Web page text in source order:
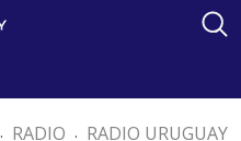
. RADIO . RADIO URUGUAY